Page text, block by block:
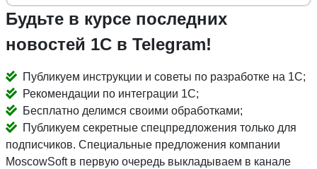
Будьте в курсе последних
новостей 1С в Telegram!
Публикуем инструкции и советы по разработке на 1С;
Рекомендации по интеграции 1С;
Бесплатно делимся своими обработками;
Публикуем секретные спецпредложения только для
подписчиков. Специальные предложения компании
MoscowSoft в первую очередь выкладываем в канале